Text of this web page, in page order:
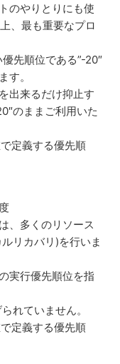
のやりとりにも使
、最も重要なプロ
先順位である”-20″
す。
出来るだけ抑止す
のままご利用いた
定義する優先順
、多くのリソース
リカバリ)を行いま
実行優先順位を指
れていません。
定義する優先順